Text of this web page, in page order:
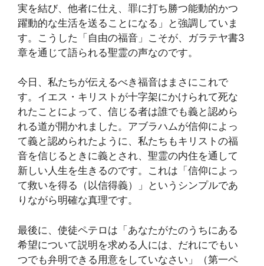
実を結び、他者に仕え、罪に打ち勝つ能動的かつ
躍動的な生活を送ることになる」と強調していま
す。こうした「自由の福音」こそが、ガラテヤ書3
章を通じて語られる聖霊の声なのです。
今日、私たちが伝えるべき福音はまさにこれで
す。イエス・キリストが十字架にかけられて死な
れたことによって、信じる者は誰でも義と認めら
れる道が開かれました。アブラハムが信仰によっ
て義と認められたように、私たちもキリストの福
音を信じるときに義とされ、聖霊の内住を通して
新しい人生を生きるのです。これは「信仰によっ
て救いを得る（以信得義）」というシンプルであ
りながら明確な真理です。
最後に、使徒ペテロは「あなたがたのうちにある
希望について説明を求める人には、だれにでもい
つでも弁明できる用意をしていなさい」（第一ペ